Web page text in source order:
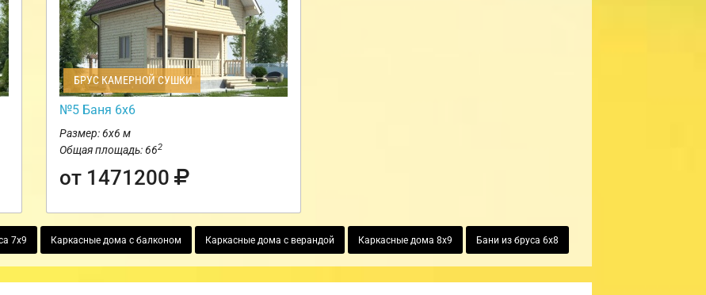
БРУС КАМЕРНОЙ СУШКИ
№5 Баня 6х6
Размер: 6х6 м
Общая площадь: 662
от 1471200
7х9 Каркасные дома с балконом Каркасные дома с верандой Каркасные дома 8х9 Бани из бруса 6х8